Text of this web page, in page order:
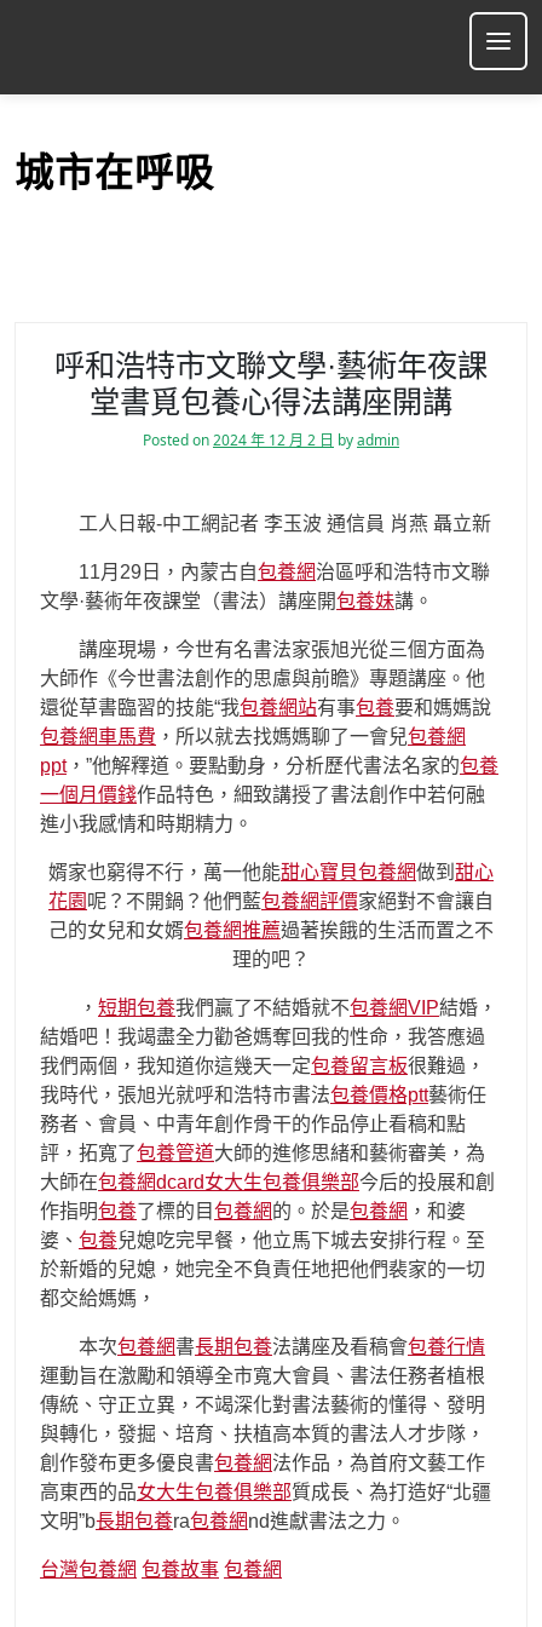
p
城市在呼吸
呼和浩特市文聯文學·藝術年夜課
堂書覓包養心得法講座開講
Posted on2024 年 12 月 2 日 byadmin
工人日報-中工網記者 李玉波 通信員 肖燕 聶立新
11月29日，內蒙古自包養網治區呼和浩特市文聯
文學·藝術年夜課堂（書法）講座開包養妹講。
講座現場，今世有名書法家張旭光從三個方面為
大師作《今世書法創作的思慮與前瞻》專題講座。他
還從草書臨習的技能“我包養網站有事包養要和媽媽說
包養網車馬費 ，所以就去找媽媽聊了一會兒包養網
ppt，”他解釋道。要點動身，分析歷代書法名家的包養
一個月價錢作品特色，細致講授了書法創作中若何融
進小我感情和時期精力。
婿家也窮得不行，萬一他能甜心寶貝包養網做到 甜心
花園 呢？不開鍋？他們藍包養網評價家絕對不會讓自
己的女兒和女婿包養網推薦過著挨餓的生活而置之不
理的吧？
， 短期包養我們贏了不結婚就不包養網VIP結婚，
結婚吧！我竭盡全力勸爸媽奪回我的性命，我答應過
我們兩個，我知道你這幾天一定包養留言板很難過，
我時代，張旭光就呼和浩特市書法包養價格ptt藝術任
務者、會員、中青年創作骨干的作品停止看稿和點
評，拓寬了包養管道大師的進修思緒和藝術審美，為
大師在包養網dcard女大生包養俱樂部今后的投展和創
作指明包養了標的目包養網的。於是包養網 ，和婆
婆、 包養兒媳吃完早餐，他立馬下城去安排行程。至
於新婚的兒媳，她完全不負責任地把他們裴家的一切
都交給媽媽，
本次包養網書長期包養法講座及看稿會包養行情
運動旨在激勵和領導全市寬大會員、書法任務者植根
傳統、守正立異，不竭深化對書法藝術的懂得、發明
與轉化，發掘、培育、扶植高本質的書法人才步隊，
創作發布更多優良書包養網法作品，為首府文藝工作
高東西的品女大生包養俱樂部質成長、為打造好“北疆
文明”b長期包養ra包養網nd進獻書法之力。
台灣包養網 包養故事 包養網